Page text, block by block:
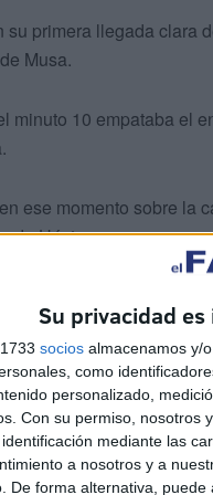
Su privacidad
socios almacenamos y/
como
personalizado,
Con su permiso, nosotros
mediante las
a nosotros y a
De forma alternativa,
primera llegada clara
Musa.
10 empataba el
ese momento sobre la
de Héctor.
Cristian pero en el
con cinco